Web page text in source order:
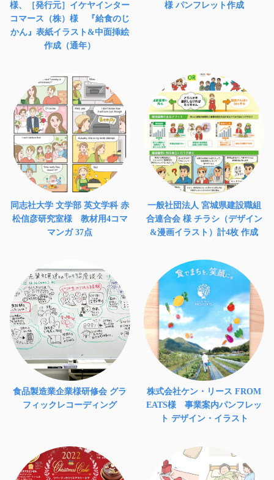
様、［発行元］イケヤインター
コマース（株）様 『給食のじ
かん』表紙イラスト&中面挿絵
作成（通年）
様 パンフレット作成
同志社大学 文学部 英文学科 赤
松信彦研究室様 教材用4コマ
マンガ 37点
一般社団法人 宮城県建設職組
合連合会 様 チラシ（デザイン
&漫画イラスト）計4枚 作成
食品製造業企業様研修会 グラ
フィックレコーディング
株式会社ケン・リース FROM
EATS様 事業案内パンフレッ
ト デザイン・イラスト